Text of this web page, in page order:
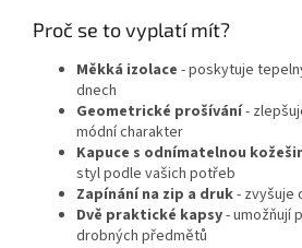
Proč se to vyplatí mít?
Měkká izolace - poskytuje
dnech
Geometrické prošívání-
módní charakter
Kapuce s odnímatelnou
styl podle vašich potřeb
Zapínání na zip a druk- zvyšuje
Dvě praktické kapsy- umožňují
drobných předmětů